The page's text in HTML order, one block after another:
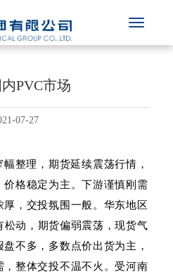
PVC市场
07-27
整理，期货延续震荡行情，
格稳定为主。下游谨慎刚需
，交投氛围一般。华东地区
松动，期货偏弱震荡，现货气
不多，多数点价出货为主，
整体交投不温不火。受河南